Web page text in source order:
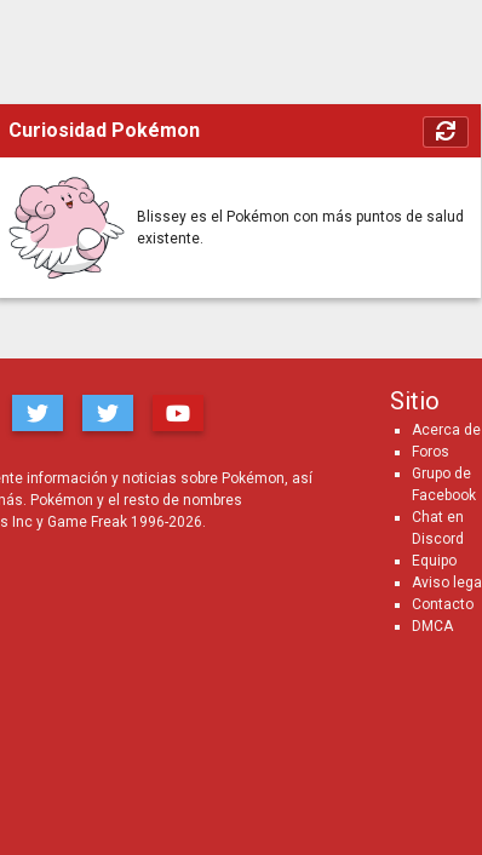
Curiosidad Pokémon
Blissey es el Pokémon con más puntos de salud
existente.
información y noticias sobre Pokémon, así
Pokémon y el resto de nombres
Inc y Game Freak 1996-2026.
Sitio
Acerca de
Foros
Grupo de
Facebook
Chat en
Discord
Equipo
Aviso legal
Contacto
DMCA